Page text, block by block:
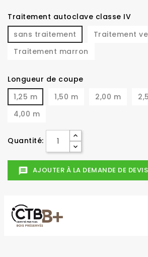
Traitement autoclave classe IV
sans traitement
Traitement
Traitement marron
Longueur de coupe
1,25 m
1,50 m 2,00 m
4,00 m
Quantité:
message AJOUTER À LA DEMANDE DE DEVIS